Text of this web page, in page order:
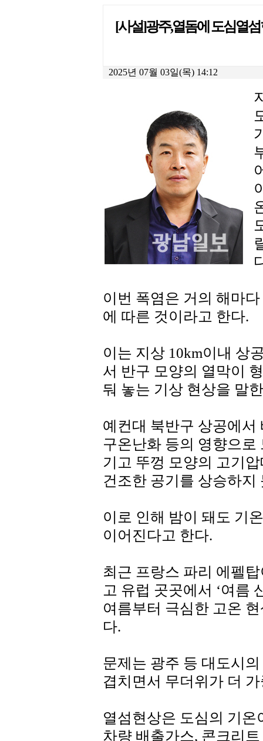
[사설]광주,열돔에 도심열
2025년 07월 03일(목) 14:12
이번 폭염은 거의 해마
에 따른 것이라고 한다.
이는 지상 10km이내 상
서 반구 모양의 열막이
둬 놓는 기상 현상을 말
예컨대 북반구 상공에서
구온난화 등의 영향으
기고 뚜껑 모양의 고기
건조한 공기를 상승하
이로 인해 밤이 돼도 기
이어진다고 한다.
최근 프랑스 파리 에펠
고 유럽 곳곳에서 ‘여름
여름부터 극심한 고온
다.
문제는 광주 등 대도시
겹치면서 무더위가 더
열섬현상은 도심의 기
차량 배출가스, 콘크리